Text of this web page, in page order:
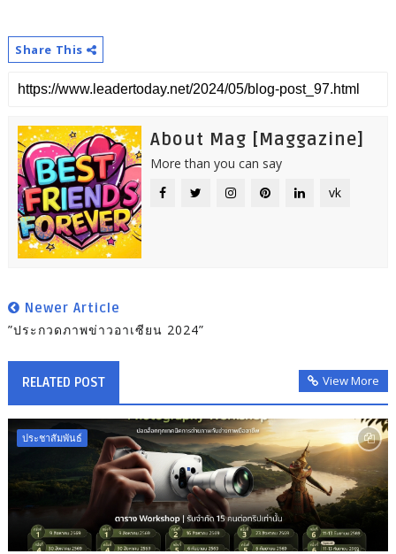
Share This
About Mag [Maggazine]
More than you can say
vk
Newer Article
”ประกวดภาพข่าวอาเซียน 2024”
RELATED POST View More
ประชาสัมพันธ์